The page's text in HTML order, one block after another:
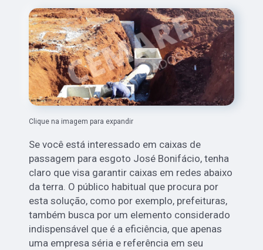
Clique na imagem para expandir
Se você está interessado em caixas de
passagem para esgoto José Bonifácio, tenha
claro que visa garantir caixas em redes abaixo
da terra. O público habitual que procura por
esta solução, como por exemplo, prefeituras,
também busca por um elemento considerado
indispensável que é a eficiência, que apenas
uma empresa séria e referência em seu